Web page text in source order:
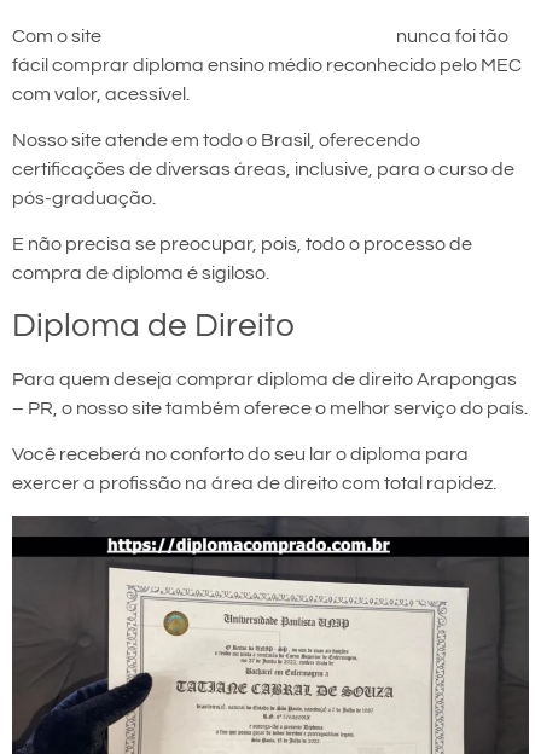
Com o site
nunca foi tão
fácil comprar diploma ensino médio reconhecido pelo MEC
com valor, acessível.
Nosso site atende em todo o Brasil, oferecendo
certificações de diversas áreas, inclusive, para o curso de
pós-graduação.
E não precisa se preocupar, pois, todo o processo de
compra de diploma é sigiloso.
Diploma de Direito
Para quem deseja comprar diploma de direito Arapongas
– PR, o nosso site também oferece o melhor serviço do país.
Você receberá no conforto do seu lar o diploma para
exercer a profissão na área de direito com total rapidez.